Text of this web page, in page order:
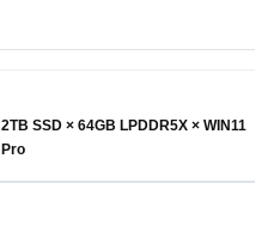
2TB SSD × 64GB LPDDR5X × WIN11
Pro